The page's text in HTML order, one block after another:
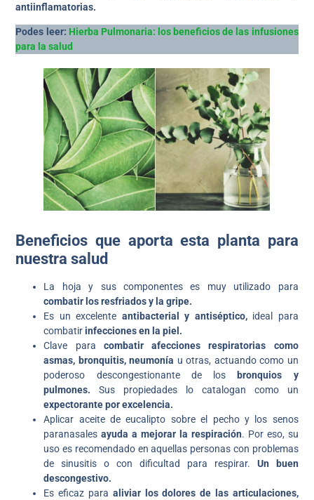
antiinflamatorias.
Podes leer: Hierba Pulmonaria: los beneficios de las infusiones
para la salud
Beneficios que aporta esta planta para
nuestra salud
La hoja y sus componentes es muy utilizado para
combatir los resfriados y la gripe.
Es un excelente antibacterial y antiséptico,ideal para
combatirinfecciones en la piel.
Clave para combatir afecciones respiratorias como
asmas, bronquitis, neumonía u otras, actuando como un
poderoso descongestionante de los
bronquios y
pulmones.Sus propiedades lo catalogan como un
expectorante por excelencia.
Aplicar aceite de eucalipto sobre el pecho y los senos
paranasales ayuda a mejorar la respiración. Por eso, su
uso es recomendado en aquellas personas con problemas
de sinusitis o con dificultad para respirar. Un buen
descongestivo.
Es eficaz para aliviar los dolores de las articulaciones,